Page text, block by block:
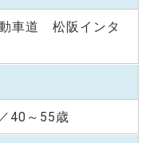
車道 松阪インタ
～55歳